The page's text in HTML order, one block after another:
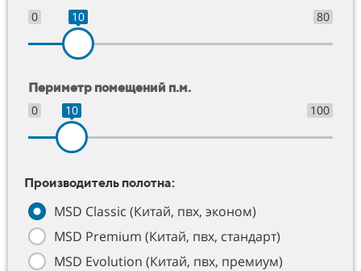
0
80
10
Периметр помещений п.м.
0
100
10
Производитель полотна:
MSD Classic (Китай, пвх, эконом)
MSD Premium (Китай, пвх, стандарт)
MSD Evolution (Китай, пвх, премиум)